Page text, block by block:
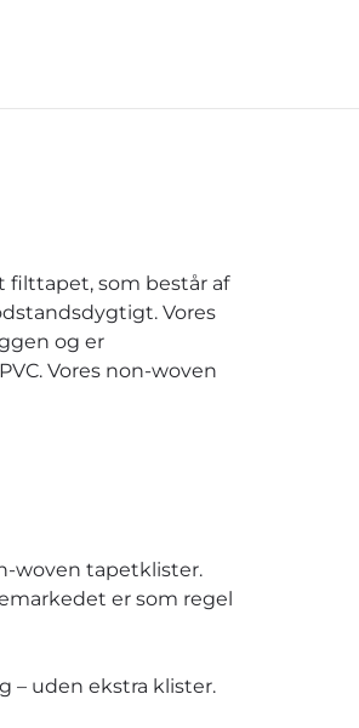
gerne und sofort wieder bei
filttapet, som består af
Vores
og er
Vores non-woven
woven tapetklister.
er som regel
– uden ekstra klister.